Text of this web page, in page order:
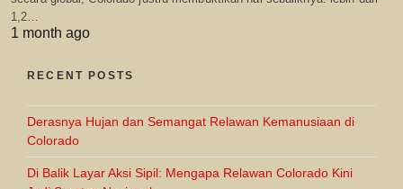
1,2…
1 month ago
RECENT POSTS
Derasnya Hujan dan Semangat Relawan Kemanusiaan di
Colorado
Di Balik Layar Aksi Sipil: Mengapa Relawan Colorado Kini